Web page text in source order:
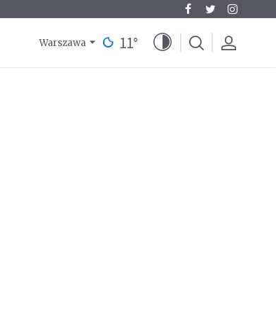
Warszawa 11°